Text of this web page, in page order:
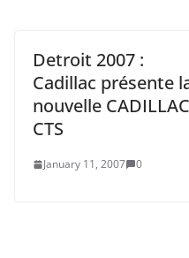
Detroit 2007 :
Cadillac présente
nouvelle CADILLAC
CTS
January 11, 2007 0